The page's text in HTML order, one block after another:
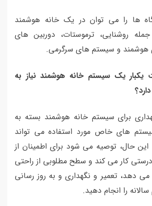
ها را می توان در یک خانه هوشمند
جمله روشنایی، ترموستات، دوربین های
هوشمند و سیستم های سرگرمی.
یک سیستم خانه هوشمند نیاز به
برای سیستم خانه هوشمند بسته به
های خاص مورد استفاده می تواند
این حال، توصیه می شود برای اطمینان از
کار می کند و سطح مطلوبی از راحتی
می دهد، تعمیر و نگهداری و به روز رسانی
را انجام دهید.